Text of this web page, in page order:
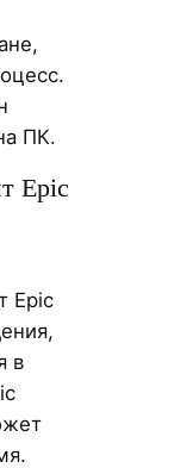
ПК.
Epic
Epic
в